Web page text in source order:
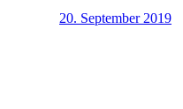
20. September 2019